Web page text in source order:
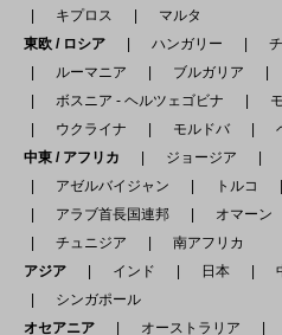
キプロス
マルタ
東欧 / ロシア
ハンガリー
ルーマニア
ブルガリア
ボスニア - ヘルツェゴビナ
ウクライナ
モルドバ
中東 / アフリカ
ジョージア
アゼルバイジャン
トルコ
アラブ首長国連邦
オマーン
チュニジア
南アフリカ
アジア
インド 日本
シンガポール
オセアニア
オーストラリア